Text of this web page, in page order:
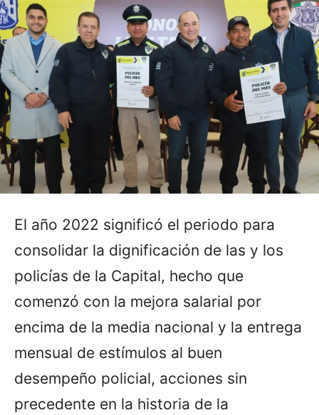
El año 2022 significó el periodo para
consolidar la dignificación de las y los
policías de la Capital, hecho que
comenzó con la mejora salarial por
encima de la media nacional y la entrega
mensual de estímulos al buen
desempeño policial, acciones sin
precedente en la historia de la